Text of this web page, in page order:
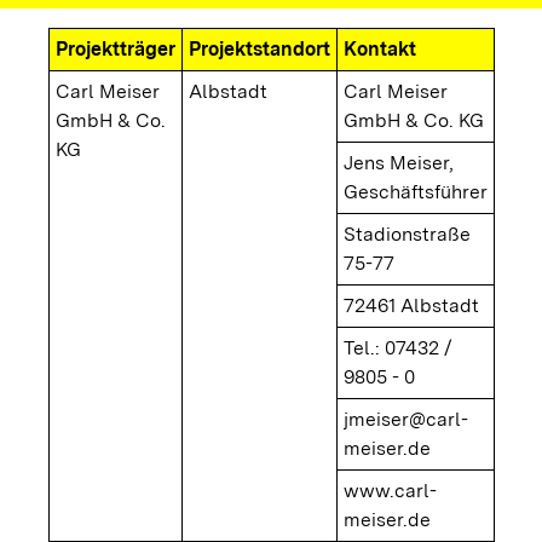
Projektträger Projektstandort
Kontakt
Carl Meiser
GmbH & Co.
KG
Albstadt
Carl Meiser
GmbH & Co. KG
Jens Meiser,
Geschäftsführer
Stadionstraße
75-77
72461 Albstadt
Tel.: 07432 /
9805 - 0
jmeiser@carl-
meiser.de
www.carl-
meiser.de